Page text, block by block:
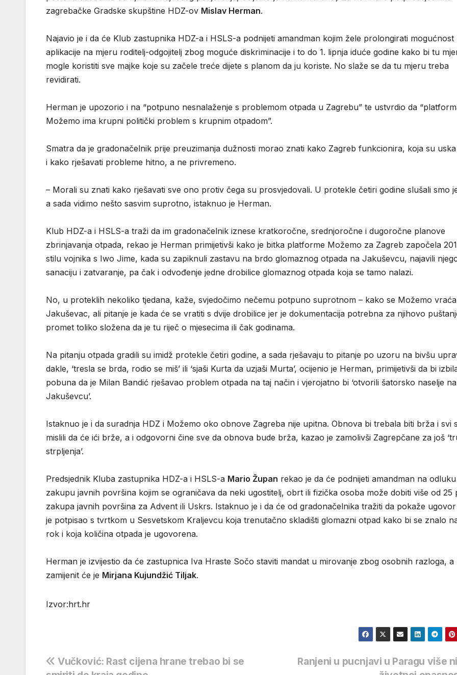
zagrebačke Gradske skupštine HDZ-ov Mislav Herman.
Najavio je i da će Klub zastupnika HDZ-a i HSLS-a podnijeti amandman kojim žele prolongirati mogućnost
aplikacije na mjeru roditelj-odgojitelj zbog moguće diskriminacije i to do 1. lipnja iduće godine kako bi tu
mogle koristiti sve majke koje su začele treće dijete s planom da ju koriste. No slaže se da tu mjeru treba
revidirati.
Herman je upozorio i na “potpuno nesnalaženje s problemom otpada u Zagrebu” te ustvrdio da
Možemo ima krupni politički problem s krupnim otpadom”.
Smatra da je gradonačelnik prije preuzimanja dužnosti morao znati kako Zagreb funkcionira, koja su
i kako rješavati probleme hitno, a ne privremeno.
– Morali su znati kako rješavati sve ono protiv čega su prosvjedovali. U protekle četiri godine slušali smo
a sada vidimo nešto sasvim suprotno, istaknuo je Herman.
Klub HDZ-a i HSLS-a traži da im gradonačelnik iznese kratkoročne, srednjoročne i dugoročne planove
zbrinjavanja otpada, rekao je Herman primijetivši kako je bitka platforme Možemo za Zagreb započela
stilu vojnika s Iwo Jime, kada su zapiknuli zastavu na brdo glomaznog otpada na Jakuševcu, najavili
sanaciju i zatvaranje, pa čak i odvođenje jedne drobilice glomaznog otpada koja se tamo nalazi.
No, u proteklih nekoliko tjedana, kaže, svjedočimo nečemu potpuno suprotnom – kako se Možemo
Jakuševac, ali pitanje je kada će se vratiti s dvije drobilice jer je dokumentacija potrebna za njihovo
promet toliko složena da je tu riječ o mjesecima ili čak godinama.
Na pitanju otpada gradili su imidž protekle četiri godine, a sada rješavaju to pitanje po uzoru na bivšu
dakle, ‘tresla se brda, rodio se miš’ ili ‘sjaši Kurta da uzjaši Murta’, ocijenio je Herman, primijetivši da bi
pobuna da je Milan Bandić rješavao problem otpada na taj način i vjerojatno bi ‘otvorili šatorsko naselje na
Jakuševcu’.
Istaknuo je i da suradnja HDZ i Možemo oko obnove Zagreba nije upitna. Obnova bi trebala biti brža i svi
mislili da će ići brže, a i odgovorni čine sve da obnova bude brža, kazao je zamolivši Zagrepčane za još
strpljenja’.
Predsjednik Kluba zastupnika HDZ-a i HSLS-a Mario Župan rekao je da će podnijeti amandman na
zakupu javnih površina kojim se ograničava da neki ugostitelj, obrt ili fizička osoba može dobiti više od 25
zakupa javnih površina za Advent ili Uskrs. Istaknuo je i da će od gradonačelnika tražiti da pokaže
je potpisao s tvrtkom u Sesvetskom Kraljevcu koja trenutačno skladišti glomazni otpad kako bi se znalo
rok i koja količina otpada je ugovorena.
Herman je izvijestio da će zastupnica Iva Hraste Sočo staviti mandat u mirovanje zbog osobnih razloga, a
zamijenit će je Mirjana Kujundžić Tiljak.
Izvor:hrt.hr
Navigacija
Ranjeni u pucnjavi u Paragu više
Vučković: Rast cijena hrane trebao bi se